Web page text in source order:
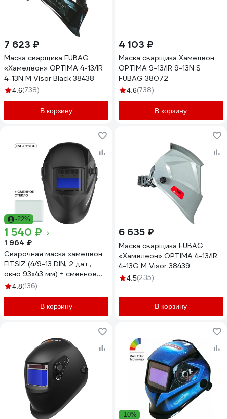
7 623 ₽
Маска сварщика FUBAG
«Хамелеон» OPTIMA 4-13/IR
4-13N M Visor Black 38438
4.6(738)
В корзину
4 103 ₽
Маска сварщика Хамелеон
OPTIMA 9-13/IR 9-13N S
FUBAG 38072
4.6(738)
В корзину
-22%
1 540 ₽
1 964 ₽
Сварочная маска хамелеон
FITSIZ (4/9-13 DIN, 2 дат.,
окно 93x43 мм) + сменное
стекло FSC-С777GL
4.8(136)
В корзину
6 635 ₽
Маска сварщика FUBAG
«Хамелеон» OPTIMA 4-13/IR
4-13G M Visor 38439
4.5(235)
В корзину
-10%